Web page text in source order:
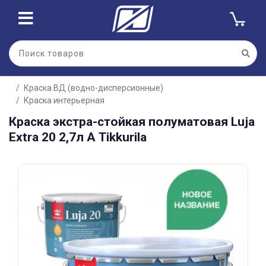
Краска ВД (водно-дисперсионные)
Краска интерьерная
Краска экстра-стойкая полуматовая Luja
Extra 20 2,7л А Tikkurila
Для клиентов всех банков
Разбейте
оплатуна части
без переплат
Сегодня